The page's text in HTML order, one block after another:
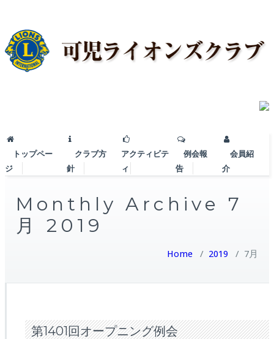
トップペー
ジ
クラブ方
針
アクティビテ
ィ
例会報
告
会員紹
介
Monthly Archive 7
月 2019
Home / 2019 / 7月
第1401回オープニング例会